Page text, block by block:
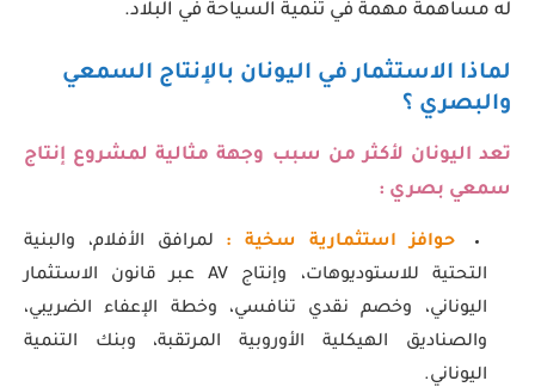
له مساهمة مهمة في تنمية السياحة في البلاد.
لماذا الاستثمار في اليونان بالإنتاج السمعي
والبصري ؟
تعد اليونان لأكثر من سبب وجهة مثالية لمشروع إنتاج
سمعي بصري :
حوافز استثمارية سخية: لمرافق الأفلام، والبنية
التحتية للاستوديوهات، وإنتاج AV عبر قانون الاستثمار
اليوناني، وخصم نقدي تنافسي، وخطة الإعفاء الضريبي،
والصناديق الهيكلية الأوروبية المرتقبة، وبنك التنمية
اليوناني.